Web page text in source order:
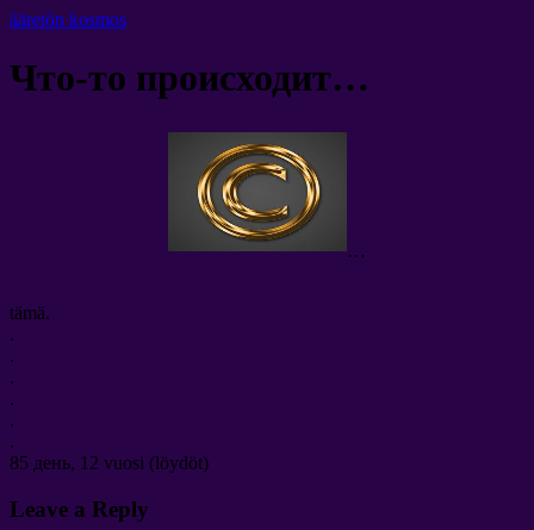
ääretön kosmos
Что-то происходит…
…
tämä.
.
.
.
.
.
.
85 день, 12 vuosi (löydöt)
Leave a Reply